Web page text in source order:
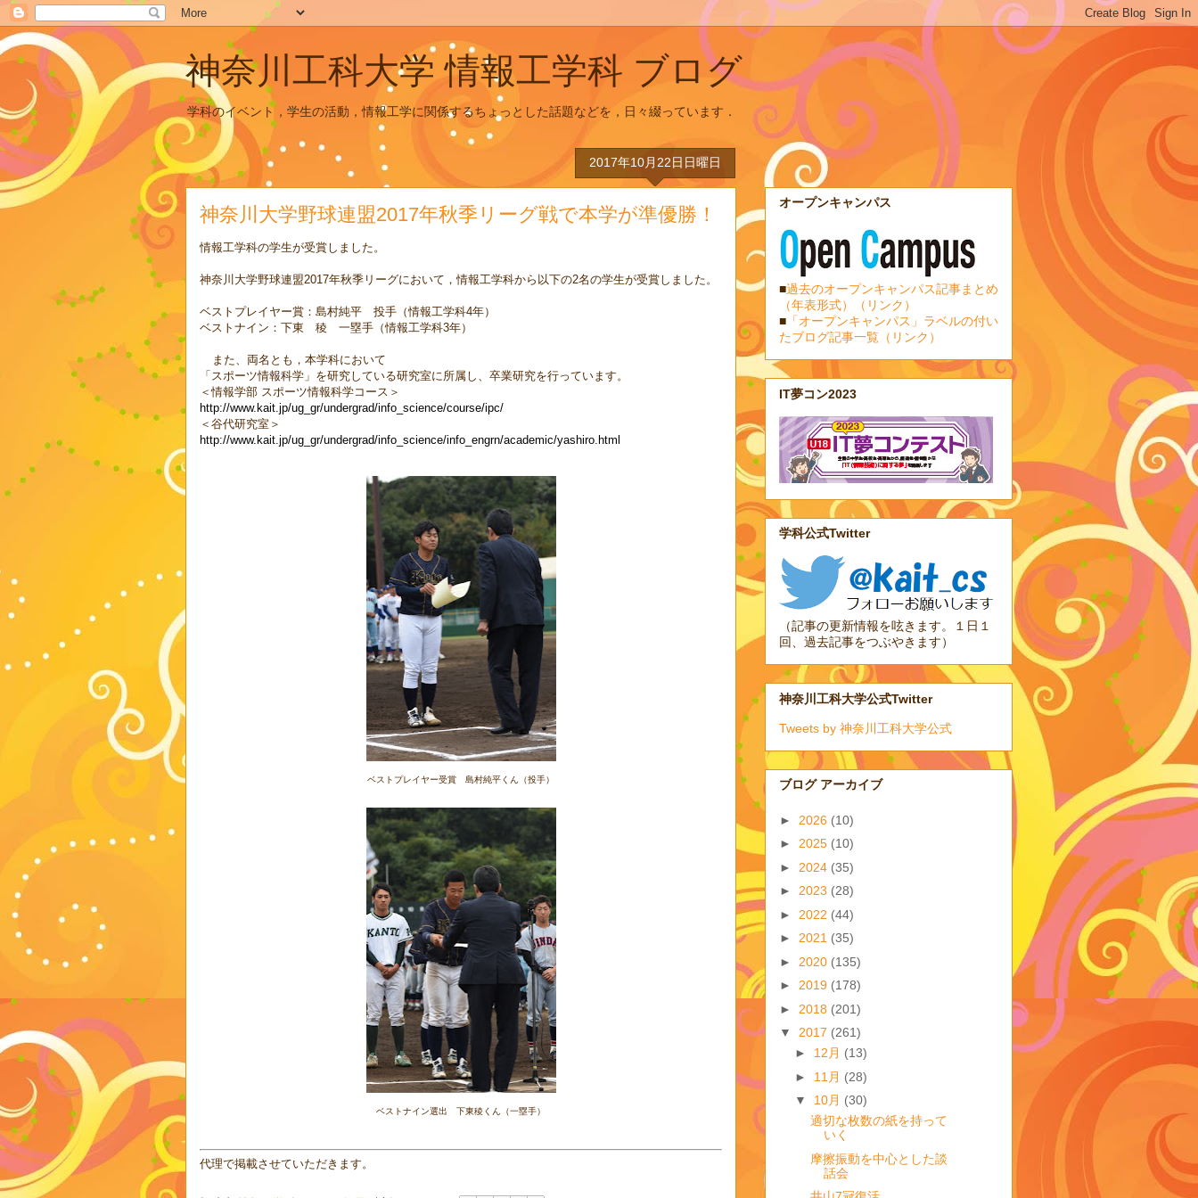
神奈川工科大学 情報工学科 ブログ
学科のイベント，学生の活動，情報工学に関係するちょっとした話題などを，日々綴っています．
2017年10月22日日曜日
神奈川大学野球連盟2017年秋季リーグ戦で本学が準優勝！
情報工学科の学生が受賞しました。
神奈川大学野球連盟2017年秋季リーグにおいて，情報工学科から以下の2名の学生が受賞しました。
ベストプレイヤー賞：島村純平 投手（情報工学科4年）
ベストナイン：下東 稜 一塁手（情報工学科3年）
また、両名とも，本学科において
「スポーツ情報科学」を研究している研究室に所属し、卒業研究を行っています。
＜情報学部 スポーツ情報科学コース＞
http://www.kait.jp/ug_gr/undergrad/info_science/course/ipc/
＜谷代研究室＞
http://www.kait.jp/ug_gr/undergrad/info_science/info_engrn/academic/yashiro.html
ベストプレイヤー受賞 島村純平くん（投手）
ベストナイン選出 下東稜くん（一塁手）
代理で掲載させていただきます。
オープンキャンパス
■過去のオープンキャンパス記事まとめ
（年表形式）（リンク）
■ 「オープンキャンパス」ラベルの付い
たブログ記事一覧（リンク）
IT夢コン2023
学科公式Twitter
（記事の更新情報を呟きます。１日１
回、過去記事をつぶやきます）
神奈川工科大学公式Twitter
Tweets by 神奈川工科大学公式
ブログ アーカイブ
► 2026 (10)
► 2025 (10)
► 2024 (35)
► 2023 (28)
► 2022 (44)
► 2021 (35)
► 2020 (135)
► 2019 (178)
► 2018 (201)
▼ 2017 (261)
► 12月 (13)
► 11月 (28)
▼ 10月 (30)
適切な枚数の紙を持って
いく
摩擦振動を中心とした談
話会